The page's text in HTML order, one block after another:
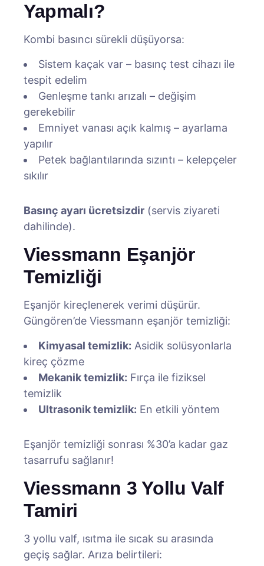
Yapmalı?
Kombi basıncı sürekli düşüyorsa:
Sistem kaçak var – basınç test cihazı ile
tespit edelim
Genleşme tankı arızalı – değişim
gerekebilir
Emniyet vanası açık kalmış – ayarlama
yapılır
Petek bağlantılarında sızıntı – kelepçeler
sıkılır
Basınç ayarı ücretsizdir (servis ziyareti
dahilinde).
Viessmann Eşanjör
Temizliği
Eşanjör kireçlenerek verimi düşürür.
Güngören’de Viessmann eşanjör temizliği:
Kimyasal temizlik: Asidik solüsyonlarla
kireç çözme
Mekanik temizlik: Fırça ile fiziksel
temizlik
Ultrasonik temizlik: En etkili yöntem
Eşanjör temizliği sonrası %30’a kadar gaz
tasarrufu sağlanır!
Viessmann 3 Yollu Valf
Tamiri
3 yollu valf, ısıtma ile sıcak su arasında
geçiş sağlar. Arıza belirtileri: